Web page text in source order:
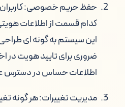
حفظ حریم خصوصی: کاربران
کدام قسمت از اطلاعات
این سیستم به گونه ای
ضروری برای تایید هویت در
اطلاعات حساس در دسترس
مدیریت تغییرات: هر گونه